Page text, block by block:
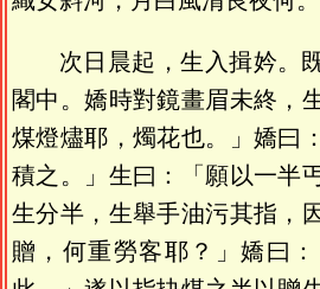
次日晨起，生入揖妗。
閣中。嬌時對鏡畫眉未終，
煤燈燼耶，燭花也。」嬌曰
積之。」生曰：「願以一半
生分半，生舉手油污其指，
贈，何重勞客耶？」嬌曰